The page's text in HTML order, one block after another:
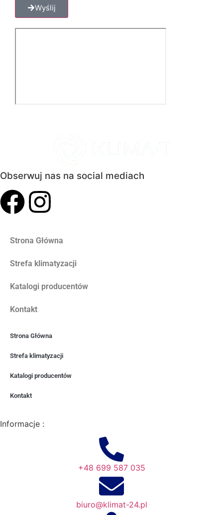
Wyślij
Obserwuj nas na social mediach
Strona Główna
Strefa klimatyzacji
Katalogi producentów
Kontakt
Strona Główna
Strefa klimatyzacji
Katalogi producentów
Kontakt
Informacje :
+48 699 587 035
biuro@klimat-24.pl